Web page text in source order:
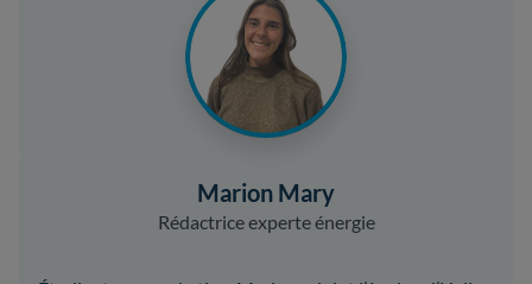
Marion Mary
Rédactrice experte énergie